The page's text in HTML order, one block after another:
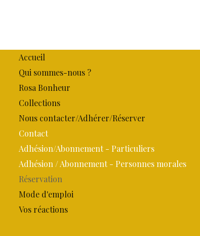
Accueil
Qui sommes-nous ?
Rosa Bonheur
Collections
Nous contacter/Adhérer/Réserver
Contact
Adhésion/Abonnement - Particuliers
Adhésion / Abonnement - Personnes morales
Réservation
Mode d'emploi
Vos réactions